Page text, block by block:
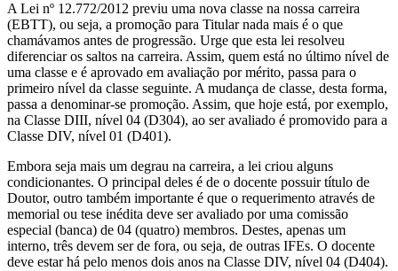
A Lei nº 12.772/2012 previu uma nova classe na nossa carreira
(EBTT), ou seja, a promoção para Titular nada mais é o que
chamávamos antes de progressão. Urge que esta lei resolveu
diferenciar os saltos na carreira. Assim, quem está no último nível de
uma classe e é aprovado em avaliação por mérito, passa para o
primeiro nível da classe seguinte. A mudança de classe, desta forma,
passa a denominar-se promoção. Assim, que hoje está, por exemplo,
na Classe DIII, nível 04 (D304), ao ser avaliado é promovido para a
Classe DIV, nível 01 (D401).
Embora seja mais um degrau na carreira, a lei criou alguns
condicionantes. O principal deles é de o docente possuir título de
Doutor, outro também importante é que o requerimento através de
memorial ou tese inédita deve ser avaliado por uma comissão
especial (banca) de 04 (quatro) membros. Destes, apenas um
interno, três devem ser de fora, ou seja, de outras IFEs. O docente
deve estar há pelo menos dois anos na Classe DIV, nível 04 (D404).